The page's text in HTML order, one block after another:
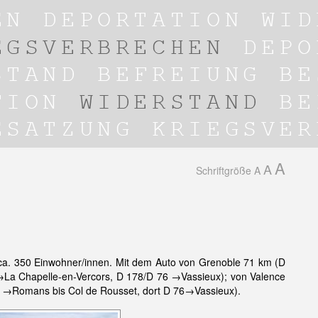
Schriftgröße A A A
350 Einwohner/innen. Mit dem Auto von Grenoble 71 km (D
Chapelle-en-Vercors, D 178/D 76 →Vassieux); von Valence
bis Col de Rousset, dort D 76→Vassieux).